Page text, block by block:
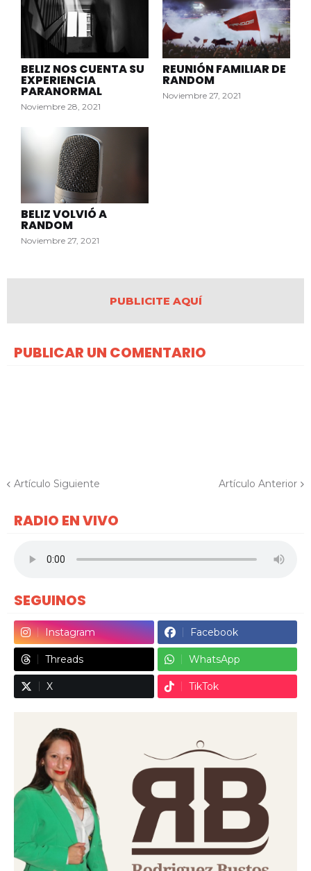
BELIZ NOS CUENTA SU
EXPERIENCIA
PARANORMAL
Noviembre 28, 2021
REUNIÓN FAMILIAR DE
RANDOM
Noviembre 27, 2021
BELIZ VOLVIÓ A
RANDOM
Noviembre 27, 2021
PUBLICITE AQUÍ
PUBLICAR UN COMENTARIO
Artículo Siguiente Artículo Anterior
RADIO EN VIVO
SEGUINOS
Instagram Facebook
Threads WhatsApp
X TikTok